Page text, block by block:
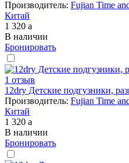
Производитель: Fujian Time
Китай
1 320 a
В наличии
Бронировать
1 отзыв
12dry Детские подгузники,
Производитель: Fujian Time
Китай
1 320 a
В наличии
Бронировать